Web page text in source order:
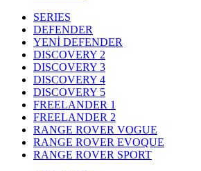
SERIES
DEFENDER
YENİ DEFENDER
DISCOVERY 2
DISCOVERY 3
DISCOVERY 4
DISCOVERY 5
FREELANDER 1
FREELANDER 2
RANGE ROVER VOGUE
RANGE ROVER EVOQUE
RANGE ROVER SPORT